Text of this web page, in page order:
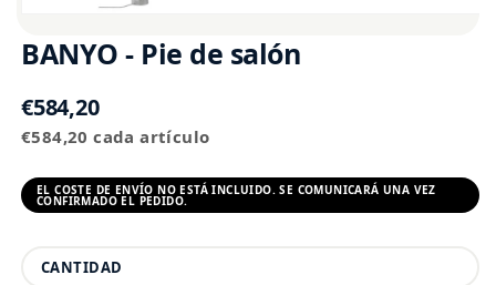
BANYO - Pie de salón
Precio
habitual
€584,20
Precio
€584,20 cada artículo
EL COSTE DE ENVÍO NO ESTÁ INCLUIDO. SE COMUNICARÁ UNA VEZ
CONFIRMADO EL PEDIDO.
Cantidad
CANTIDAD